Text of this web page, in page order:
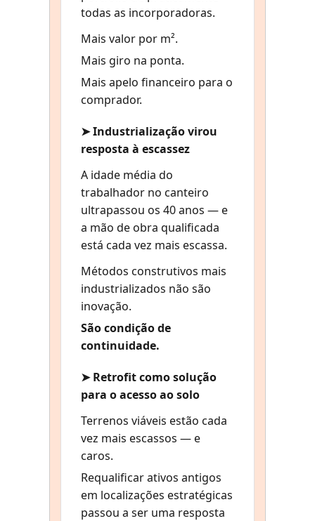
todas as incorporadoras.
Mais valor por m².
Mais giro na ponta.
Mais apelo financeiro para o
comprador.
➤ Industrialização virou
resposta à escassez
A idade média do
trabalhador no canteiro
ultrapassou os 40 anos — e
a mão de obra qualificada
está cada vez mais escassa.
Métodos construtivos mais
industrializados não são
inovação.
São condição de
continuidade.
➤ Retrofit como solução
para o acesso ao solo
Terrenos viáveis estão cada
vez mais escassos — e
caros.
Requalificar ativos antigos
em localizações estratégicas
passou a ser uma resposta